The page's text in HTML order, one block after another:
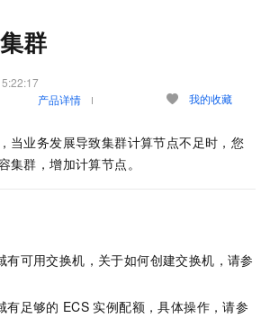
群
产品详情 我的收藏
当业务发展导致集群计算节点不足时，您
集群，增加计算节点。
有可用交换机，关于如何创建交换机，请参
有足够的 ECS 实例配额，具体操作，请参